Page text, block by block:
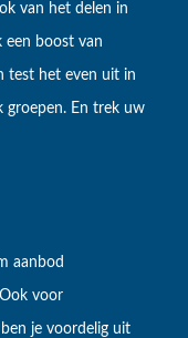
van het delen in
boost van
test het even uit in
groepen. En trek uw
aanbod
voor
je voordelig uit